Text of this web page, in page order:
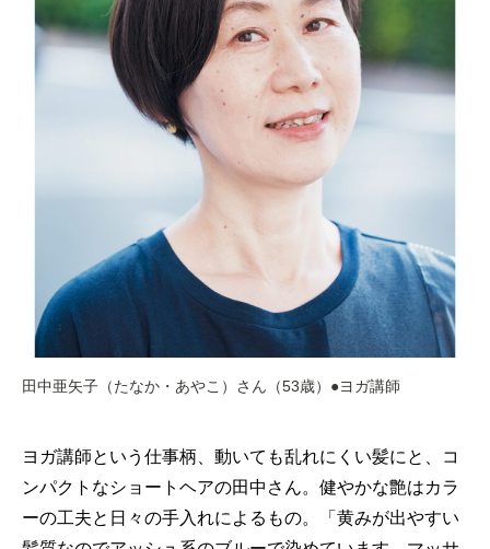
田中亜矢子（たなか・あやこ）さん（53歳）●ヨガ講師
ヨガ講師という仕事柄、動いても乱れにくい髪にと、コ
ンパクトなショートヘアの田中さん。健やかな艶はカラ
ーの工夫と日々の手入れによるもの。「黄みが出やすい